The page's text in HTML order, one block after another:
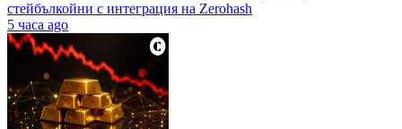
стейбълкойни с интеграция на Zerohash
5 часа ago